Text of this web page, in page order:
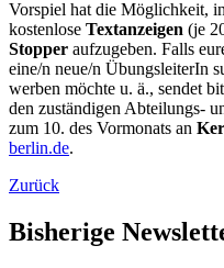
Vorspiel hat die Möglichkeit,
kostenlose Textanzeigen (je
Stopper aufzugeben. Falls
eine/n neue/n ÜbungsleiterIn
werben möchte u. ä., sendet
den zuständigen Abteilungs-
zum 10. des Vormonats an
berlin.de.
Zurück
Bisherige